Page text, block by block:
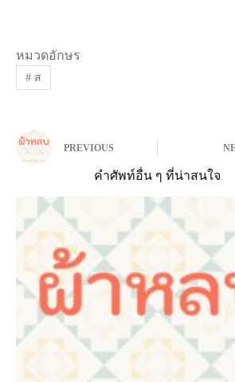
หมวดอักษร
#ส
PREVIOUS
คำศัพท์อื่น ๆ ที่น่าสนใจ